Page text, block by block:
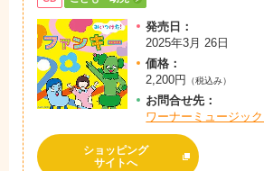
発売日：
2025年3月 26日
価格：
2,200円
（税込み）
お問合せ先：
ワーナーミュージッ
ショッピング
サイトへ